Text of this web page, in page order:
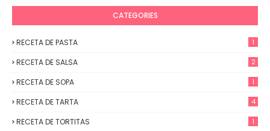
CATEGORIES
RECETA DE PASTA 1
RECETA DE SALSA 2
RECETA DE SOPA 1
RECETA DE TARTA 4
RECETA DE TORTITAS 1